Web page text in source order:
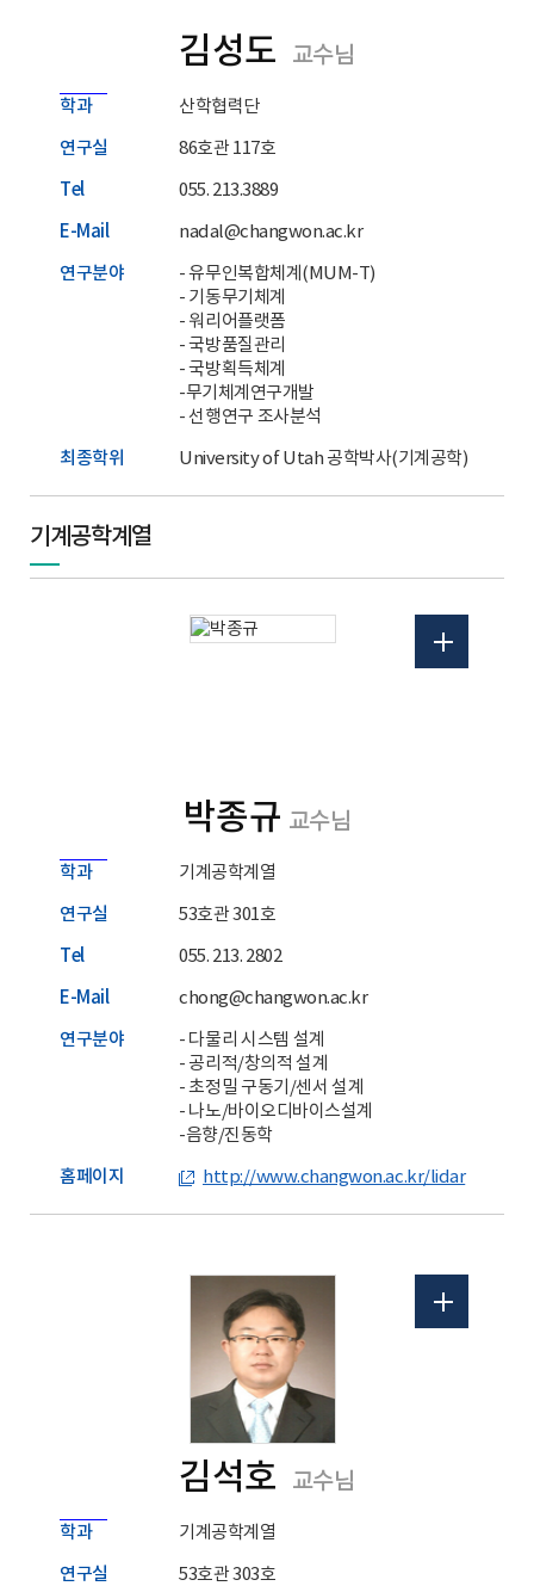
김성도 교수님
학과 산학협력단
연구실 86호관 117호
Tel 055. 213.3889
E-Mail nadal@changwon.ac.kr
연구분야
- 유무인복합체계(MUM-T)
- 기동무기체계
- 워리어플랫폼
- 국방품질관리
- 국방획득체계
-무기체계연구개발
- 선행연구 조사분석
최종학위 University of Utah 공학박사(기계공학)
기계공학계열
박종규 교수님
학과 기계공학계열
연구실 53호관 301호
Tel 055. 213. 2802
E-Mail chong@changwon.ac.kr
연구분야
- 다물리 시스템 설계
- 공리적/창의적 설계
- 초정밀 구동기/센서 설계
- 나노/바이오디바이스설계
-음향/진동학
홈페이지 http://www.changwon.ac.kr/lidar
김석호 교수님
학과 기계공학계열
연구실 53호관 303호